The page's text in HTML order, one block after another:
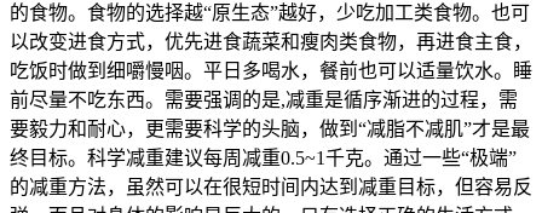
的食物。食物的选择越“原生态”越好，少吃加工类食物。也可
以改变进食方式，优先进食蔬菜和瘦肉类食物，再进食主食，
吃饭时做到细嚼慢咽。平日多喝水，餐前也可以适量饮水。睡
前尽量不吃东西。需要强调的是,减重是循序渐进的过程，需
要毅力和耐心，更需要科学的头脑，做到“减脂不减肌”才是最
终目标。科学减重建议每周减重0.5~1千克。通过一些“极端”
的减重方法，虽然可以在很短时间内达到减重目标，但容易反